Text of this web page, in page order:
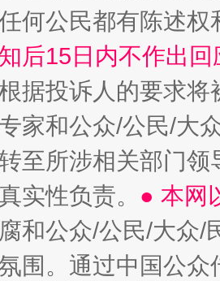
何公民都有陈述
后15日内不作出
据投诉人的要求将
家和公众/公民/大
至所涉相关部门
实性负责。 ● 本网
腐和公众/公民/大众
围。通过中国公